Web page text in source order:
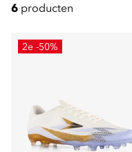
6 producten
2e -50%